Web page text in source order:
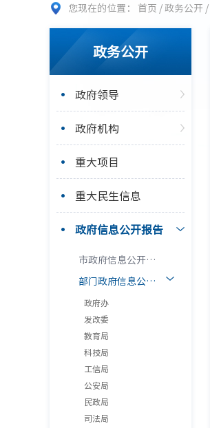
您现在的位置： 首页 /政务公开 /
政务公开
政府领导
政府机构
重大项目
重大民生信息
政府信息公开报告
市政府信息公开工作年度报告
部门政府信息公开工作年度报告
政府办
发改委
教育局
科技局
工信局
公安局
民政局
司法局